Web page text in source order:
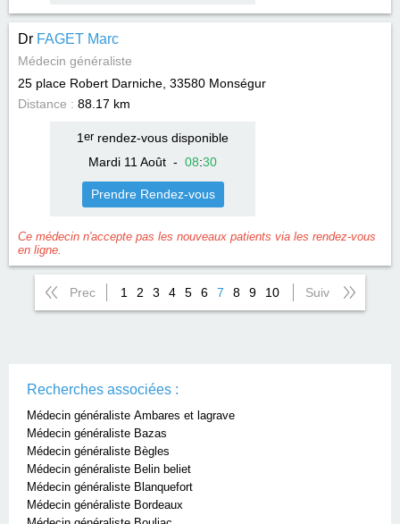
Dr FAGET Marc
Médecin généraliste
25 place Robert Darniche, 33580 Monségur
Distance : 88.17 km
1 errendez-vous disponible
Mardi 11 Août - 08:30
Prendre Rendez-vous
Ce médecin n'accepte pas les nouveaux patients via les rendez-vous
en ligne.
Prec 1 2 3 4 5 6 7 8 9 10 Suiv
Recherches associées :
Médecin généraliste Ambares et lagrave
Médecin généraliste Bazas
Médecin généraliste Bègles
Médecin généraliste Belin beliet
Médecin généraliste Blanquefort
Médecin généraliste Bordeaux